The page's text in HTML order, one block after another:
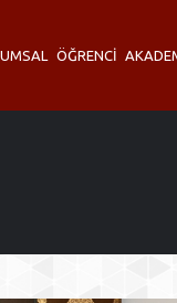
ÖĞRENCİ